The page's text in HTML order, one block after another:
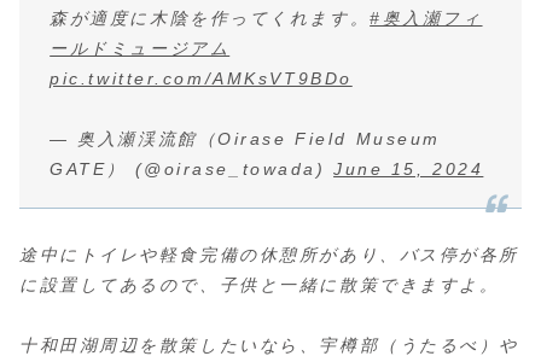
森が適度に木陰を作ってくれます。#奥入瀬フィ
ールドミュージアム
pic.twitter.com/AMKsVT9BDo
— 奥入瀬渓流館（Oirase Field Museum
GATE） (@oirase_towada)June 15, 2024
途中にトイレや軽食完備の休憩所があり、バス停が各所
に設置してあるので、子供と一緒に散策できますよ。
十和田湖周辺を散策したいなら、宇樽部（うたるべ）や